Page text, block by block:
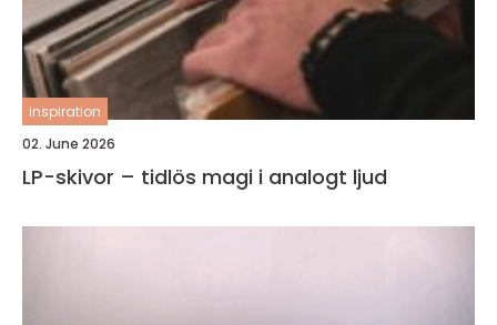
inspiration
02. June 2026
LP-skivor – tidlös magi i analogt ljud